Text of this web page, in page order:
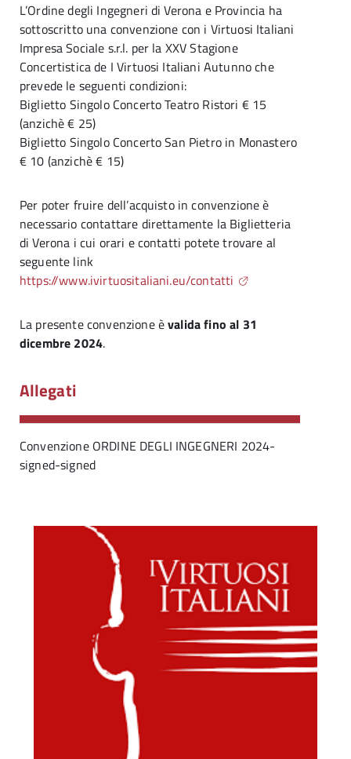
L’Ordine degli Ingegneri di Verona e Provincia ha
sottoscritto una convenzione con i Virtuosi Italiani
Impresa Sociale s.r.l. per la XXV Stagione
Concertistica de I Virtuosi Italiani Autunno che
prevede le seguenti condizioni:
Biglietto Singolo Concerto Teatro Ristori € 15
(anzichè € 25)
Biglietto Singolo Concerto San Pietro in Monastero
€ 10 (anzichè € 15)
Per poter fruire dell’acquisto in convenzione è
necessario contattare direttamente la Biglietteria
di Verona i cui orari e contatti potete trovare al
seguente link
https://www.ivirtuositaliani.eu/contatti
La presente convenzione èvalida fino al 31
dicembre 2024.
Allegati
Convenzione ORDINE DEGLI INGEGNERI 2024-
signed-signed